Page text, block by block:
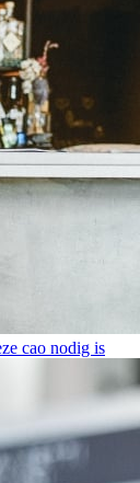
cao nodig is